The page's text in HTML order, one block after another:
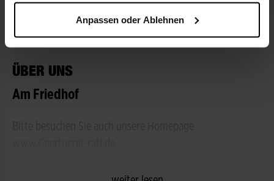
Anpassen oder Ablehnen
ÜBER UNS
Am Friedhof